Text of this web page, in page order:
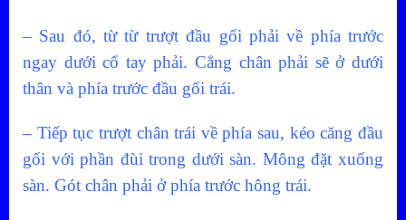
– Sau đó, từ từ trượt đầu gối phải về phía trước
ngay dưới cổ tay phải. Cẳng chân phải sẽ ở dưới
thân và phía trước đầu gối trái.
– Tiếp tục trượt chân trái về phía sau, kéo căng đầu
gối với phần đùi trong dưới sàn. Mông đặt xuống
sàn. Gót chân phải ở phía trước hông trái.